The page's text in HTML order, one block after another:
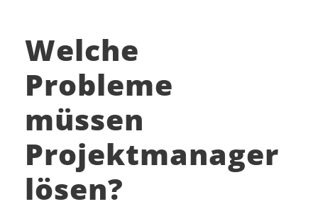
Welche
Probleme
müssen
Projektmanager
lösen?